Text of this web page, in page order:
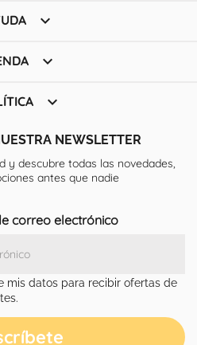



NEWSLETTER
y descubre todas las novedades,
antes que nadie
correo electrónico
mis datos para recibir ofertas de